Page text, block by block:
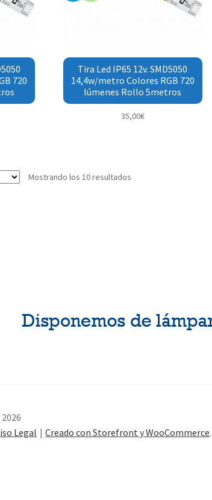
720
Tira Led IP65 12v. SMD5050
14,4w/metro Colores RGB 720
lúmenes Rollo 5metros
35,00€
Mostrando los 10 resultados
Legal
Creado con Storefront y WooCommerce.